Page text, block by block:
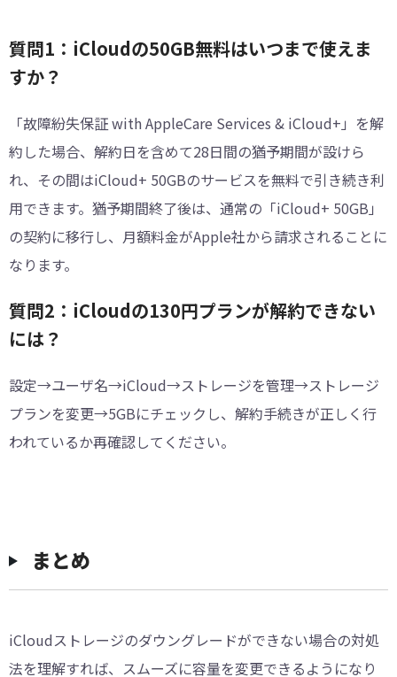
質問1：iCloudの50GB無料はいつまで使えま
すか？
「故障紛失保証 with AppleCare Services & iCloud+」を解
約した場合、解約日を含めて28日間の猶予期間が設けら
れ、その間はiCloud+ 50GBのサービスを無料で引き続き利
用できます。猶予期間終了後は、通常の「iCloud+ 50GB」
の契約に移行し、月額料金がApple社から請求されることに
なります。
質問2：iCloudの130円プランが解約できない
には？
設定→ユーザ名→iCloud→ストレージを管理→ストレージ
プランを変更→5GBにチェックし、解約手続きが正しく行
われているか再確認してください。
まとめ
iCloudストレージのダウングレードができない場合の対処
法を理解すれば、スムーズに容量を変更できるようになり